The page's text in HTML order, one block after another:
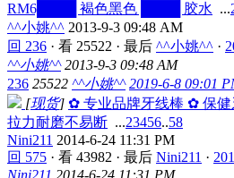
RM6████ 褐色黑色 ████ 胶水 ...
^^小姚^^ 2013-9-3 09:48 AM
回 236 · 看 25522 · 最后 ^^小姚^^ ·
^^小姚^^ 2013-9-3 09:48 AM
236 25522 ^^小姚^^ 2019-6-8 09:01
[现货] ✿ 专业品牌牙线棒 ✿ 保健
拉力耐磨不易断 ...23456..58
Nini211 2014-6-24 11:31 PM
回 575 · 看 43982 · 最后 Nini211 ·
Nini211 2014-6-24 11:31 PM